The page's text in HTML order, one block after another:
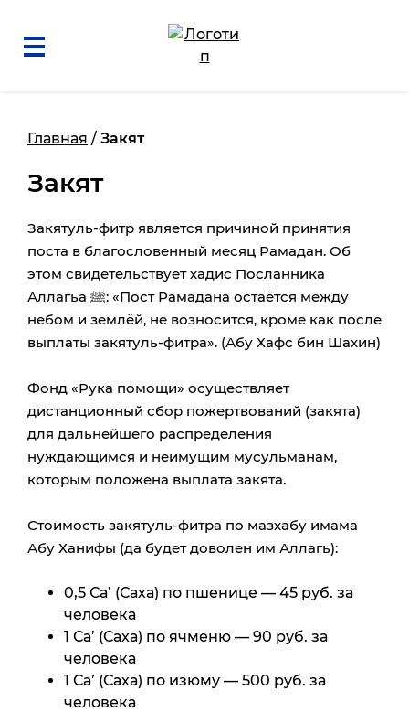
Главная / Закят
Закят
Закятуль-фитр является причиной принятия
поста в благословенный месяц Рамадан. Об
этом свидетельствует хадис Посланника
Аллагьа ﷺ: «Пост Рамадана остаётся между
небом и землёй, не возносится, кроме как после
выплаты закятуль-фитра». (Абу Хафс бин Шахин)
Фонд «Рука помощи» осуществляет
дистанционный сбор пожертвований (закята)
для дальнейшего распределения
нуждающимся и неимущим мусульманам,
которым положена выплата закята.
Стоимость закятуль-фитра по мазхабу имама
Абу Ханифы (да будет доволен им Аллагь):
0,5 Са’ (Саха) по пшенице — 45 руб. за
человека
1 Са’ (Саха) по ячменю — 90 руб. за
человека
1 Са’ (Саха) по изюму — 500 руб. за
человека